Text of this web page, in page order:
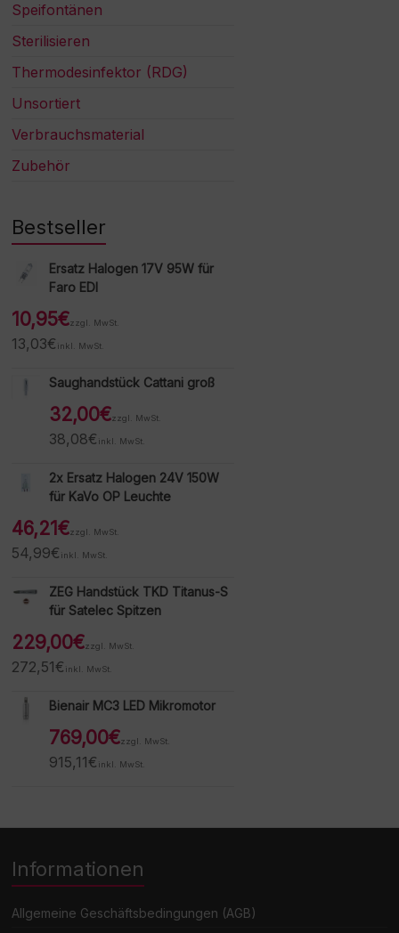
Speifontänen
Sterilisieren
Thermodesinfektor (RDG)
Unsortiert
Verbrauchsmaterial
Zubehör
Bestseller
Ersatz Halogen 17V 95W für
Faro EDI
10,95€zzgl. MwSt.
13,03€ inkl. MwSt.
Saughandstück Cattani groß
32,00€zzgl. MwSt.
38,08€ inkl. MwSt.
2x Ersatz Halogen 24V 150W
für KaVo OP Leuchte
46,21€zzgl. MwSt.
54,99€ inkl. MwSt.
ZEG Handstück TKD Titanus-S
für Satelec Spitzen
229,00€zzgl. MwSt.
272,51€ inkl. MwSt.
Bienair MC3 LED Mikromotor
769,00€zzgl. MwSt.
915,11€ inkl. MwSt.
Informationen
Allgemeine Geschäftsbedingungen (AGB)